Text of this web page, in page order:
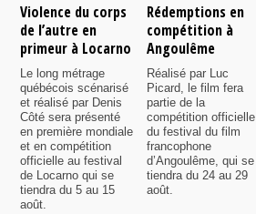
Violence du corps
de l’autre en
primeur à Locarno
Le long métrage
québécois scénarisé
et réalisé par Denis
Côté sera présenté
en première mondiale
et en compétition
officielle au festival
de Locarno qui se
tiendra du 5 au 15
août.
Rédemptions en
compétition à
Angoulême
Réalisé par Luc
Picard, le film fera
partie de la
compétition officielle
du festival du film
francophone
d’Angoulême, qui se
tiendra du 24 au 29
août.